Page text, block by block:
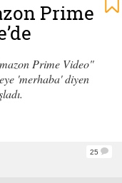
Prime
Prime Video"
'merhaba' diyen
25